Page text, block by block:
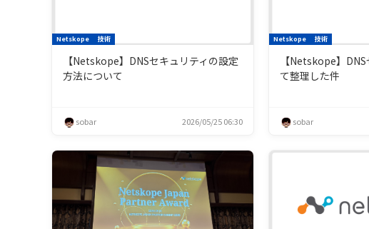
Netskope 技術
【Netskope】DNSセキュリティの設定
方法について
sobar 2026/05/25 06:30
Netskope 技術
【Netskope】
て整理した件
sobar